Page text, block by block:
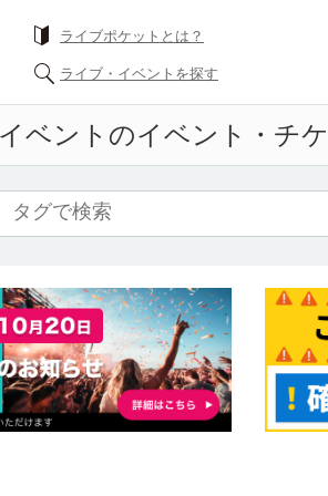
ライブポケットとは？
ライブ・イベントを探す
ベント のイベント・チ